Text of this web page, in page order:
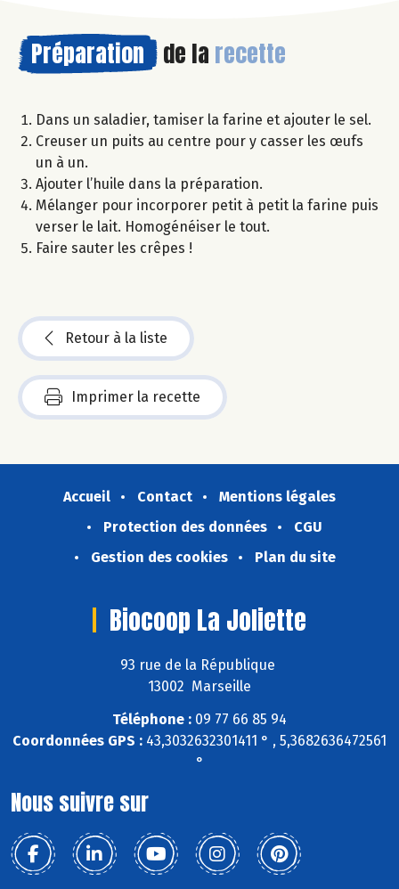
Préparation de la recette
Dans un saladier, tamiser la farine et ajouter le sel.
Creuser un puits au centre pour y casser les œufs
un à un.
Ajouter l’huile dans la préparation.
Mélanger pour incorporer petit à petit la farine puis
verser le lait. Homogénéiser le tout.
Faire sauter les crêpes !
Retour à la liste
Imprimer la recette
Accueil Contact
Mentions légales
Protection des données
CGU
Gestion des cookies
Plan du site
Biocoop La Joliette
93 rue de la République
13002 Marseille
Téléphone : 09 77 66 85 94
Coordonnées GPS : 43,3032632301411 ° , 5,3682636472561
°
Nous suivre sur